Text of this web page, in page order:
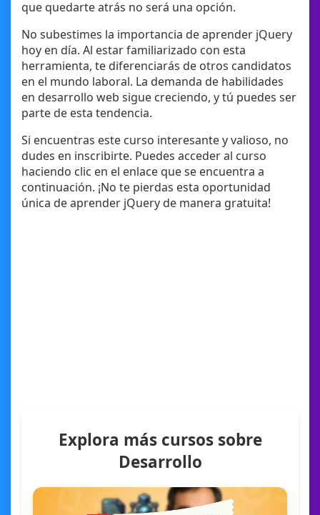
que quedarte atrás no será una opción.
No subestimes la importancia de aprender jQuery
hoy en día. Al estar familiarizado con esta
herramienta, te diferenciarás de otros candidatos
en el mundo laboral. La demanda de habilidades
en desarrollo web sigue creciendo, y tú puedes ser
parte de esta tendencia.
Si encuentras este curso interesante y valioso, no
dudes en inscribirte. Puedes acceder al curso
haciendo clic en el enlace que se encuentra a
continuación. ¡No te pierdas esta oportunidad
única de aprender jQuery de manera gratuita!
Explora más cursos sobre
Desarrollo